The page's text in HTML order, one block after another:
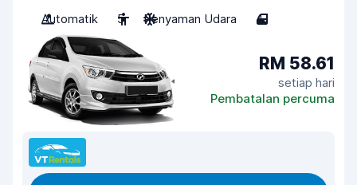
Automatik
5 Penyaman Udara 4
RM 58.61
setiap hari
Pembatalan percuma